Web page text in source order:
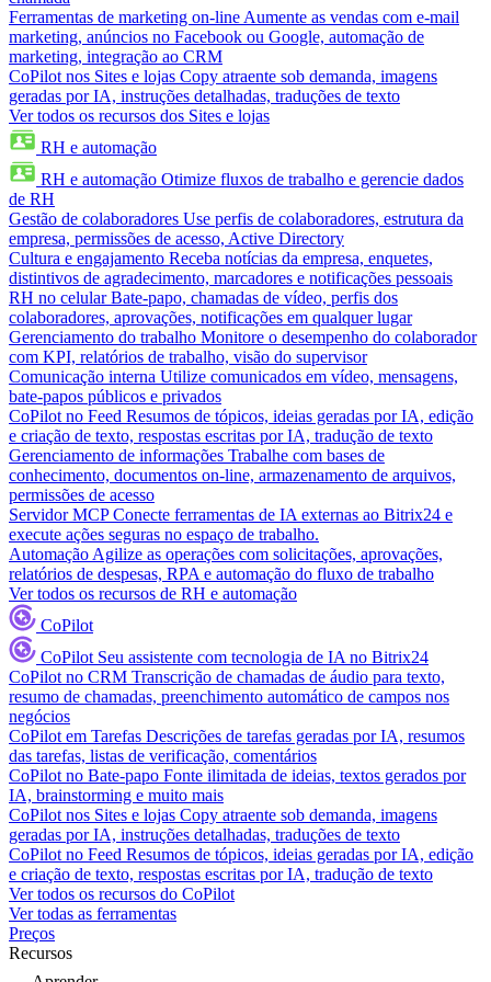
Ferramentas de marketing on-line Aumente as vendas com e-mail
marketing, anúncios no Facebook ou Google, automação de
marketing, integração ao CRM
CoPilot nos Sites e lojas Copy atraente sob demanda, imagens
geradas por IA, instruções detalhadas, traduções de texto
Ver todos os recursos dos Sites e lojas
RH e automação
RH e automação Otimize fluxos de trabalho e gerencie dados
de RH
Gestão de colaboradores Use perfis de colaboradores, estrutura da
empresa, permissões de acesso, Active Directory
Cultura e engajamento Receba notícias da empresa, enquetes,
distintivos de agradecimento, marcadores e notificações pessoais
RH no celular Bate-papo, chamadas de vídeo, perfis dos
colaboradores, aprovações, notificações em qualquer lugar
Gerenciamento do trabalho Monitore o desempenho do colaborador
com KPI, relatórios de trabalho, visão do supervisor
Comunicação interna Utilize comunicados em vídeo, mensagens,
bate-papos públicos e privados
CoPilot no Feed Resumos de tópicos, ideias geradas por IA, edição
e criação de texto, respostas escritas por IA, tradução de texto
Gerenciamento de informações Trabalhe com bases de
conhecimento, documentos on-line, armazenamento de arquivos,
permissões de acesso
Servidor MCP Conecte ferramentas de IA externas ao Bitrix24 e
execute ações seguras no espaço de trabalho.
Automação Agilize as operações com solicitações, aprovações,
relatórios de despesas, RPA e automação do fluxo de trabalho
Ver todos os recursos de RH e automação
CoPilot
CoPilot Seu assistente com tecnologia de IA no Bitrix24
CoPilot no CRM Transcrição de chamadas de áudio para texto,
resumo de chamadas, preenchimento automático de campos nos
negócios
CoPilot em Tarefas Descrições de tarefas geradas por IA, resumos
das tarefas, listas de verificação, comentários
CoPilot no Bate-papo Fonte ilimitada de ideias, textos gerados por
IA, brainstorming e muito mais
CoPilot nos Sites e lojas Copy atraente sob demanda, imagens
geradas por IA, instruções detalhadas, traduções de texto
CoPilot no Feed Resumos de tópicos, ideias geradas por IA, edição
e criação de texto, respostas escritas por IA, tradução de texto
Ver todos os recursos do CoPilot
Ver todas as ferramentas
Preços
Recursos